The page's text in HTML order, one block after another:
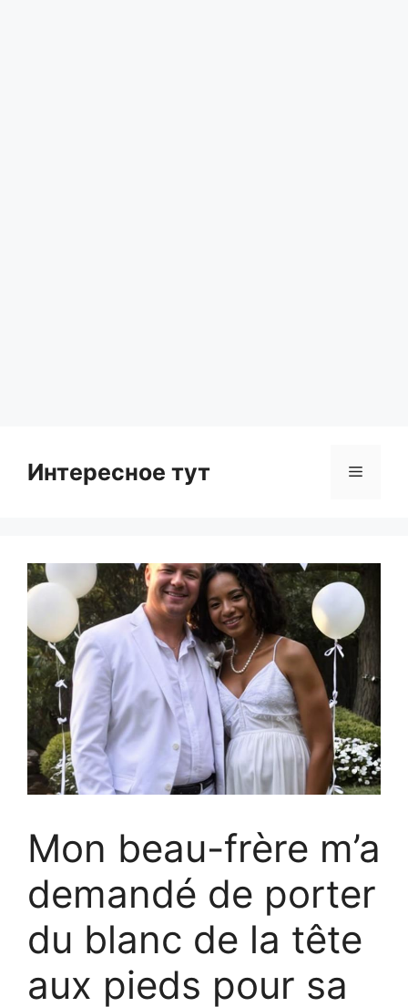
Интересное тут Menu
Mon beau-frère m’a
demandé de porter
du blanc de la tête
aux pieds pour sa